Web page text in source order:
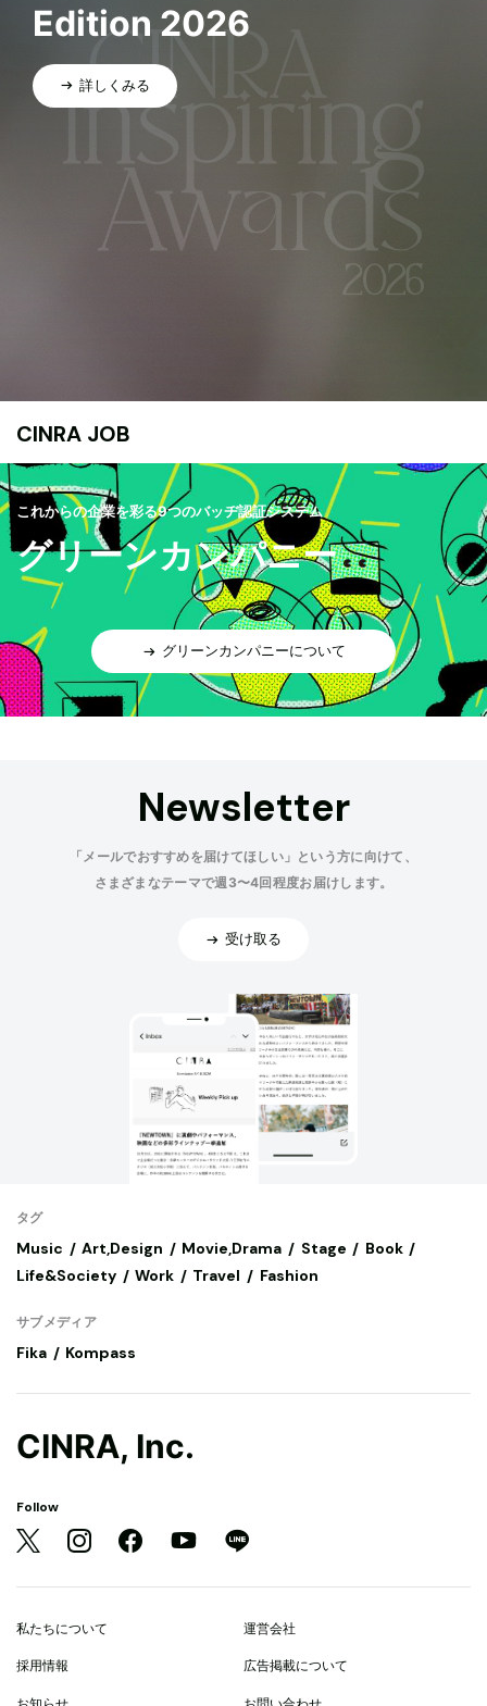
Edition 2026
詳しくみる
CINRA JOB
これからの企業を彩る9つのバッヂ認証システム
グリーンカンパニー
グリーンカンパニーについて
Newsletter
「メールでおすすめを届けてほしい」という方に向けて、
さまざまなテーマで週3〜4回程度お届けします。
受け取る
タグ
Music Art,Design Movie,Drama Stage
Book
Life&Society
Work Travel Fashion
サブメディア
Fika Kompass
CINRA, Inc.
Follow
私たちについて 運営会社
採用情報 広告掲載について